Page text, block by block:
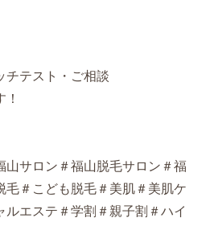
チテスト・ご相談
山サロン＃福山脱毛サロン＃福
毛＃こども脱毛＃美肌＃美肌ケ
ルエステ＃学割＃親子割＃ハイ